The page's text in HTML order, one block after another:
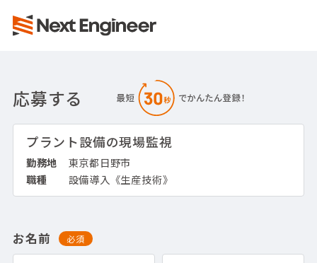
応募する
プラント設備の現場監視
勤務地
東京都日野市
職種
設備導入《生産技術》
お名前 必須